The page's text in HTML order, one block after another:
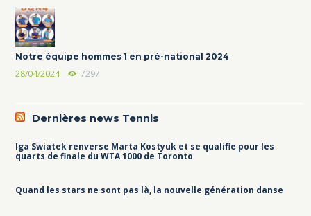
Notre équipe hommes 1 en pré-national 2024
28/04/2024 7297
Dernières news Tennis
Iga Swiatek renverse Marta Kostyuk et se qualifie pour les
quarts de finale du WTA 1000 de Toronto
Quand les stars ne sont pas là, la nouvelle génération danse